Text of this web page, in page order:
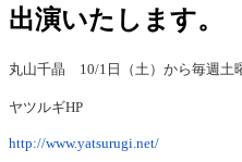
出演いたします。
丸山千晶 10/1日（土）から毎週土
ヤツルギHP
http://www.yatsurugi.net/